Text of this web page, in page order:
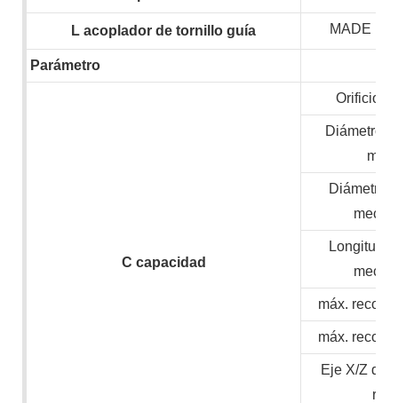
L acoplador de tornillo guía MADE IN
Parámetro
C capacidad
Orificio
Diámetro
Diámetro
Longitud
máx.
máx.
Eje X/Z de